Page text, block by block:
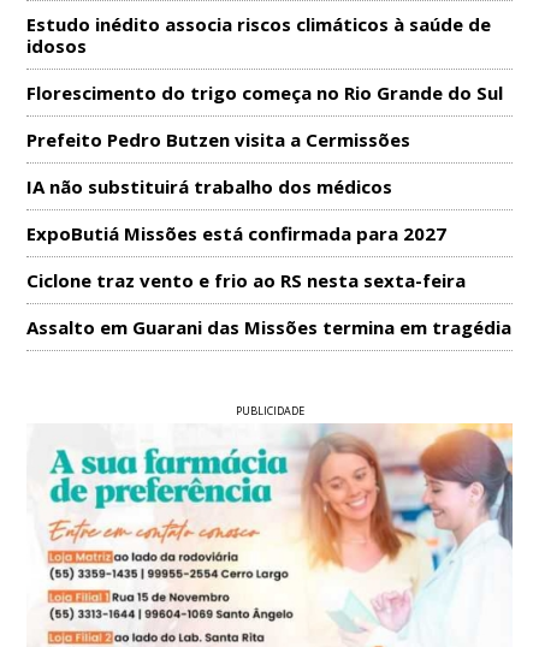
Estudo inédito associa riscos climáticos à saúde de
idosos
Florescimento do trigo começa no Rio Grande do Sul
Prefeito Pedro Butzen visita a Cermissões
IA não substituirá trabalho dos médicos
ExpoButiá Missões está confirmada para 2027
Ciclone traz vento e frio ao RS nesta sexta-feira
Assalto em Guarani das Missões termina em tragédia
PUBLICIDADE